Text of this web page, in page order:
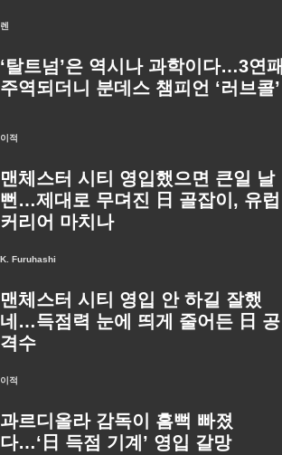
렌
‘탈트넘’은 역시나 과학이다…3연패
주역되더니 분데스 챔피언 ‘러브콜’
이적
맨체스터 시티 영입했으면 큰일 날
뻔…제대로 무뎌진 日 골잡이, 유럽
커리어 마치나
K. Furuhashi
맨체스터 시티 영입 안 하길 잘했
네…득점력 눈에 띄게 줄어든 日 공
격수
이적
과르디올라 감독이 흠뻑 빠졌
다…‘日 득점 기계’ 영입 갈망